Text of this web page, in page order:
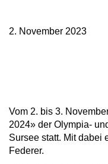
2. November 2023
Vom 2. bis 3.
2024» der Olympia-
Sursee statt. Mit dabei
Federer.